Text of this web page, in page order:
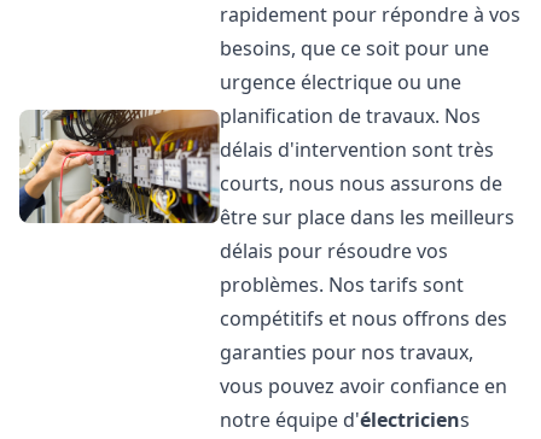
rapidement pour répondre à vos
besoins, que ce soit pour une
urgence électrique ou une
planification de travaux. Nos
délais d'intervention sont très
courts, nous nous assurons de
être sur place dans les meilleurs
délais pour résoudre vos
problèmes. Nos tarifs sont
compétitifs et nous offrons des
garanties pour nos travaux,
vous pouvez avoir confiance en
notre équipe d'électriciens